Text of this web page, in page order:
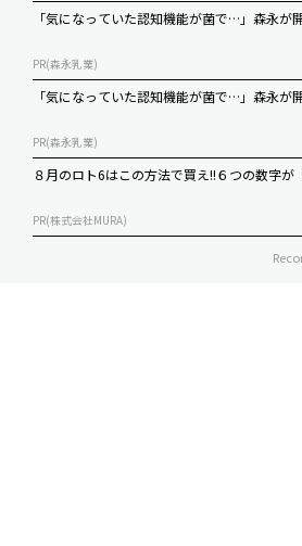
「気になっていた認知機能が菌で…」森永が
PR(森永乳業)
「気になっていた認知機能が菌で…」森永が
PR(森永乳業)
８月のロト6はこの方法で買え!!６つの数字が
PR(株式会社MURA)